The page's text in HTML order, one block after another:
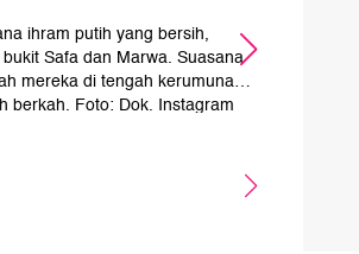
ihram putih yang bersih,
Safa dan Marwa. Suasana
mereka di tengah kerumunan
berkah. Foto: Dok. Instagram